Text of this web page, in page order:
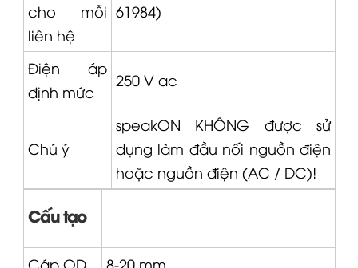
cho mỗi
liên hệ
61984)
Điện áp
định mức
250 V ac
Chú ý
speakON KHÔNG được sử
dụng làm đầu nối nguồn điện
hoặc nguồn điện (AC / DC)!
Cấu tạo
Cáp OD
8-20 mm